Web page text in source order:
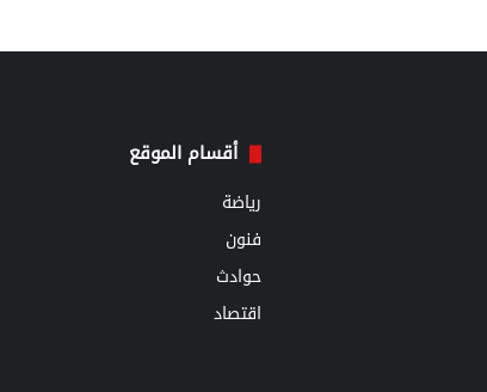
أقسام الموقع
رياضة
فنون
حوادث
اقتصاد